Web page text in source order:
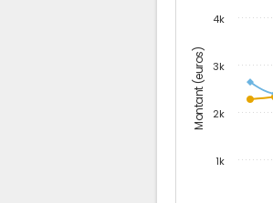
Montant (euros)
1k
2k
3k
4k